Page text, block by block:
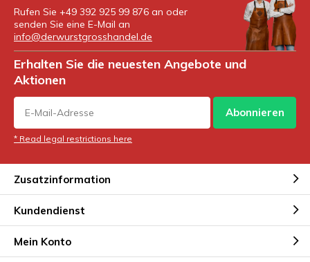
Rufen Sie +49 392 925 99 876 an oder
senden Sie eine E-Mail an
info@derwurstgrosshandel.de
Erhalten Sie die neuesten Angebote und
Aktionen
Abonnieren
* Read legal restrictions here
Zusatzinformation
Kundendienst
Mein Konto